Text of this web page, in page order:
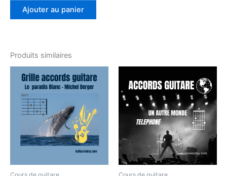
Ajouter au panier
Produits similaires